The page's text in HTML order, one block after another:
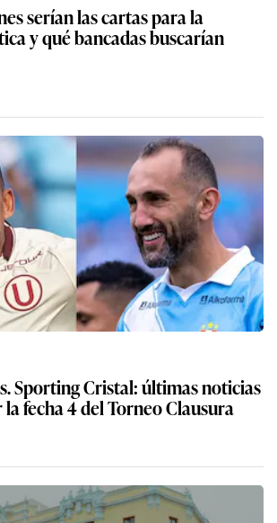
serían las cartas para la
y qué bancadas buscarían
Sporting Cristal: últimas noticias
fecha 4 del Torneo Clausura